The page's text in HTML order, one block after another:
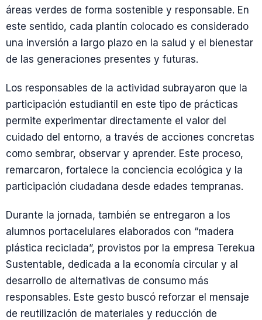
áreas verdes de forma sostenible y responsable. En
este sentido, cada plantín colocado es considerado
una inversión a largo plazo en la salud y el bienestar
de las generaciones presentes y futuras.
Los responsables de la actividad subrayaron que la
participación estudiantil en este tipo de prácticas
permite experimentar directamente el valor del
cuidado del entorno, a través de acciones concretas
como sembrar, observar y aprender. Este proceso,
remarcaron, fortalece la conciencia ecológica y la
participación ciudadana desde edades tempranas.
Durante la jornada, también se entregaron a los
alumnos portacelulares elaborados con “madera
plástica reciclada”, provistos por la empresa Terekua
Sustentable, dedicada a la economía circular y al
desarrollo de alternativas de consumo más
responsables. Este gesto buscó reforzar el mensaje
de reutilización de materiales y reducción de